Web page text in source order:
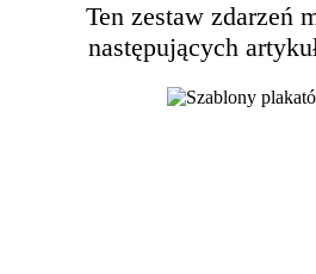
Ten zestaw zdarzeń
następujących